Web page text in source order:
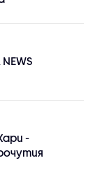
-